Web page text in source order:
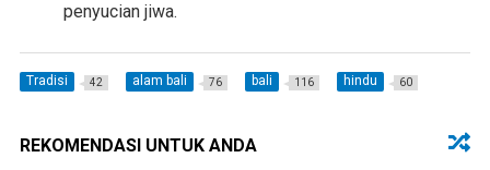
penyucian jiwa.
Tradisi 42 alam bali 76 bali 116 hindu 60
REKOMENDASI UNTUK ANDA